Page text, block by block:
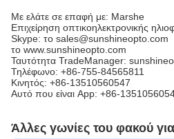
Με ελάτε σε επαφή με: Marshe
Επιχείρηση οπτικοηλεκτρονικής
Skype: το sales@sunshineopto.com
το www.sunshineopto.com
Ταυτότητα TradeManager:
Τηλέφωνο: +86-755-84565811
Κινητός: +86-13510560547
Αυτό που είναι App: +86-
Άλλες γωνίες του φακού